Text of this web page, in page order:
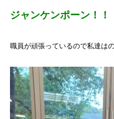
ジャンケンポーン！！
職員が頑張っているので私達は